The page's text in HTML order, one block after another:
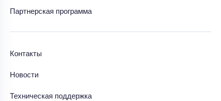
Партнерская программа
Контакты
Новости
Техническая поддержка